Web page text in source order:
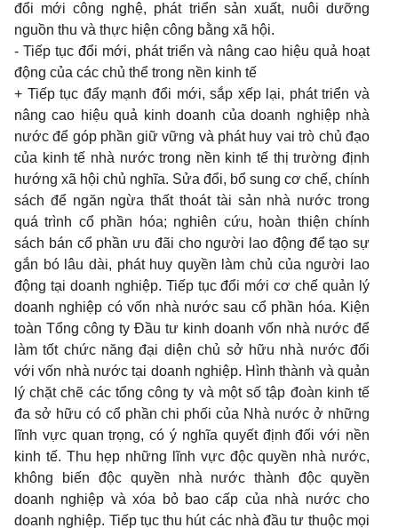
đổi mới công nghệ, phát triển sản xuất, nuôi dưỡng
nguồn thu và thực hiện công bằng xã hội.
- Tiếp tục đổi mới, phát triển và nâng cao hiệu quả hoạt
động của các chủ thể trong nền kinh tế
+ Tiếp tục đẩy mạnh đổi mới, sắp xếp lại, phát triển và
nâng cao hiệu quả kinh doanh của doanh nghiệp nhà
nước để góp phần giữ vững và phát huy vai trò chủ đạo
của kinh tế nhà nước trong nền kinh tế thị trường định
hướng xã hội chủ nghĩa. Sửa đổi, bổ sung cơ chế, chính
sách để ngăn ngừa thất thoát tài sản nhà nước trong
quá trình cổ phần hóa; nghiên cứu, hoàn thiện chính
sách bán cổ phần ưu đãi cho người lao động để tạo sự
gắn bó lâu dài, phát huy quyền làm chủ của người lao
động tại doanh nghiệp. Tiếp tục đổi mới cơ chế quản lý
doanh nghiệp có vốn nhà nước sau cổ phần hóa. Kiện
toàn Tổng công ty Ðầu tư kinh doanh vốn nhà nước để
làm tốt chức năng đại diện chủ sở hữu nhà nước đối
với vốn nhà nước tại doanh nghiệp. Hình thành và quản
lý chặt chẽ các tổng công ty và một số tập đoàn kinh tế
đa sở hữu có cổ phần chi phối của Nhà nước ở những
lĩnh vực quan trọng, có ý nghĩa quyết định đối với nền
kinh tế. Thu hẹp những lĩnh vực độc quyền nhà nước,
không biến độc quyền nhà nước thành độc quyền
doanh nghiệp và xóa bỏ bao cấp của nhà nước cho
doanh nghiệp. Tiếp tục thu hút các nhà đầu tư thuộc mọi